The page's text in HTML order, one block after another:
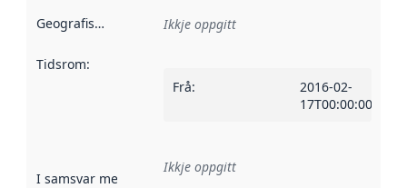
Geografisk område Ikkje oppgitt
Tidsrom:
Frå:
2016-02-
17T00:00:00Z
I samsvar med Referanse til ei implementeringsregel eller
Ikkje oppgitt